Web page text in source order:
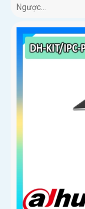
Ngược...